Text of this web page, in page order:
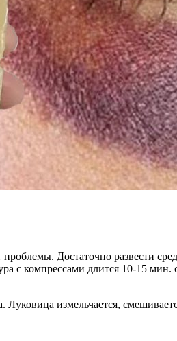
Достаточно развести
с компрессами длится 10-15
измельчается,